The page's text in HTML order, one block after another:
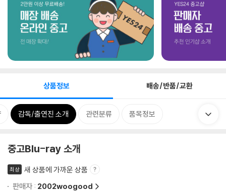
상품정보 배송/반품/교환
감독/출연진 소개 관련분류 품목정보
중고Blu-ray 소개
최상
새 상품에 가까운 상품
판매자 : 2002woogood